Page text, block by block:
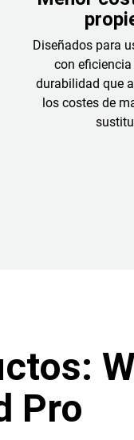
Diseñados para
con
durabilidad que
los costes de
Pro